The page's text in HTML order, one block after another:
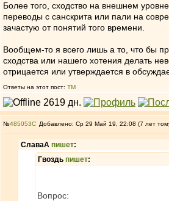
Более того, сходство на внешнем
переводы с санскрита или пали на
зачастую от понятий того времени.
Вообщем-то я всего лишь а то, что бы
сходства или нашего хотения делать
отрицается или утверждается в
Ответы на этот пост: ТМ
№485053 Добавлено: Ср 29 Май 19, 22:08 (7 лет
СлаваА пишет:
Гвоздь пишет:
Вопрос: